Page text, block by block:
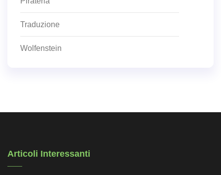
Traduzione
Wolfenstein
Articoli Interessanti